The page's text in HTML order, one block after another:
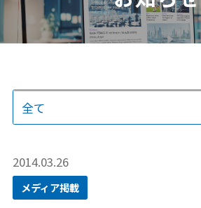
全て
2014.03.26
メディア掲載